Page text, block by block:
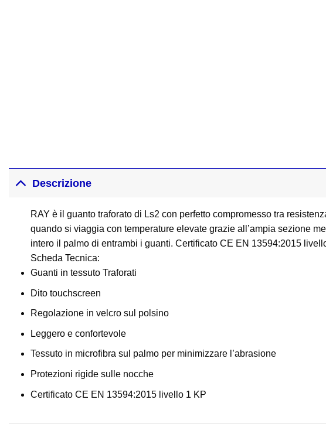
Descrizione
RAY è il guanto traforato di Ls2 con perfetto compromesso tra
quando si viaggia con temperature elevate grazie all’ampia sezione
intero il palmo di entrambi i guanti. Certificato CE EN 13594:2015
Scheda Tecnica:
Guanti in tessuto Traforati
Dito touchscreen
Regolazione in velcro sul polsino
Leggero e confortevole
Tessuto in microfibra sul palmo per minimizzare l’abrasione
Protezioni rigide sulle nocche
Certificato CE EN 13594:2015 livello 1 KP